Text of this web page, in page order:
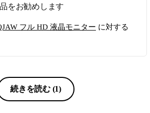
をお勧めします
フル HD 液晶モニター に対する
続きを読む (1)